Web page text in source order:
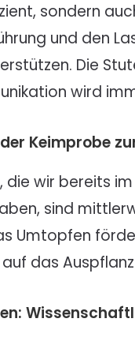
sondern
und den
Die
wird
Keimprobe
, die wir bereits
sind
Umtopfen
das